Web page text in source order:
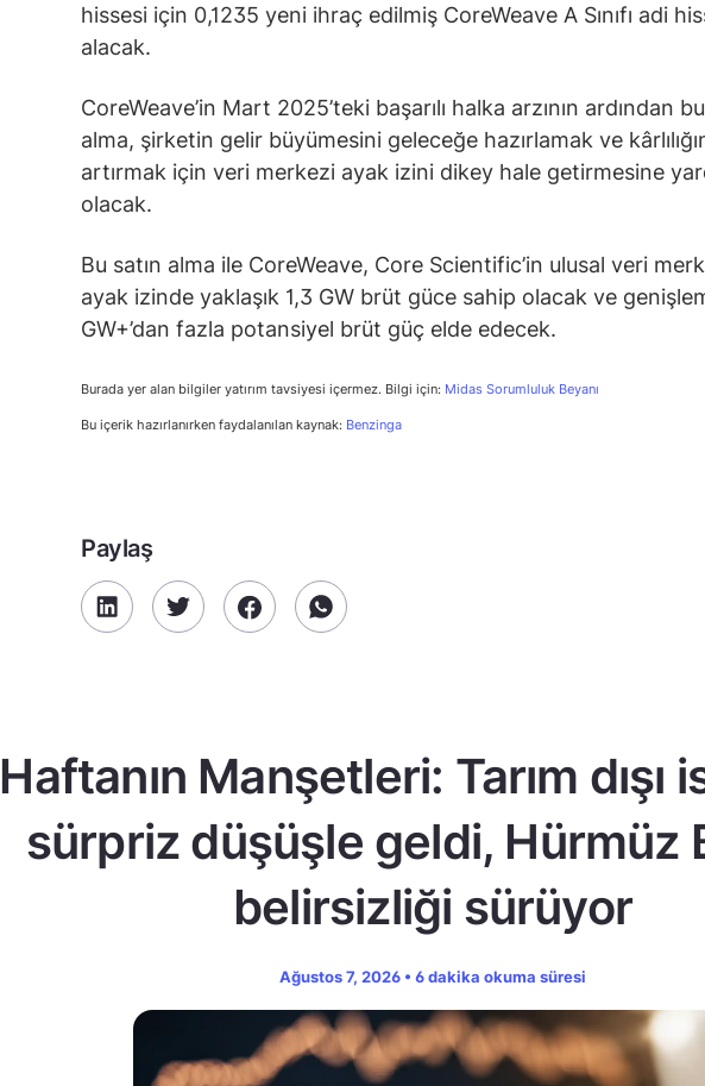
hissesi için 0,1235 yeni ihraç edilmiş CoreWeave A Sınıfı adi
alacak.
CoreWeave’in Mart 2025’teki başarılı halka arzının ardından
alma, şirketin gelir büyümesini geleceğe hazırlamak ve
artırmak için veri merkezi ayak izini dikey hale getirmesine
olacak.
Bu satın alma ile CoreWeave, Core Scientific’in ulusal veri
ayak izinde yaklaşık 1,3 GW brüt güce sahip olacak ve
GW+’dan fazla potansiyel brüt güç elde edecek.
Burada yer alan bilgiler yatırım tavsiyesi içermez. Bilgi için: Midas Sorumluluk Beyanı
Bu içerik hazırlanırken faydalanılan kaynak: Benzinga
Paylaş
Haftanın Manşetleri: Tarım dışı
sürpriz düşüşle geldi, Hürmüz
belirsizliği sürüyor
Ağustos 7, 2026 • 6 dakika okuma süresi